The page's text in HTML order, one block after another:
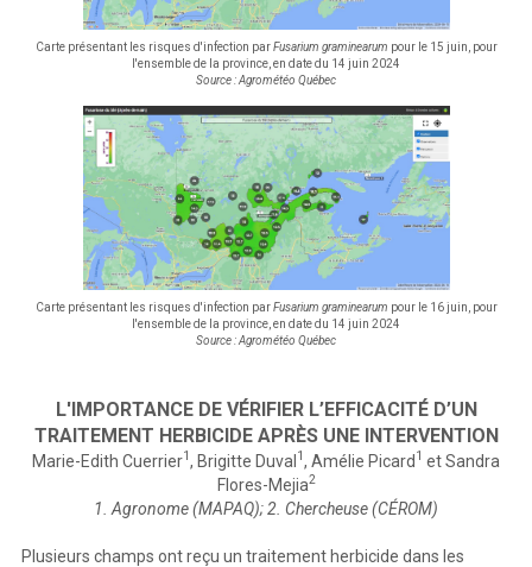
Carte présentant les risques d'infection parFusarium graminearum pour le 15 juin, pour
l'ensemble de la province, en date du 14 juin 2024
Source : Agrométéo Québec
Carte présentant les risques d'infection parFusarium graminearum pour le 16 juin, pour
l'ensemble de la province, en date du 14 juin 2024
Source : Agrométéo Québec
L'IMPORTANCE DE VÉRIFIER L’EFFICACITÉ D’UN
TRAITEMENT HERBICIDE APRÈS UNE INTERVENTION
Marie-Edith Cuerrier1 , Brigitte Duval1 , Amélie Picard1 et Sandra
Flores-Mejia2
1. Agronome (MAPAQ); 2. Chercheuse (CÉROM)
Plusieurs champs ont reçu un traitement herbicide dans les